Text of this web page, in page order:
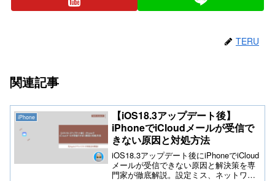
TERU
関連記事
iPhone
【iOS18.3アップデート後】
iPhoneでiCloudメールが受信で
きない原因と対処方法
iOS18.3アップデート後にiPhoneでiCloud
メールが受信できない原因と解決策を専
門家が徹底解説。設定ミス、ネットワー